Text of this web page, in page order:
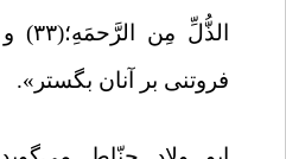
الذُّلِّ مِن الرَّحمَهِ؛(۳۳)
و
فروتنى بر آنان بگستر».